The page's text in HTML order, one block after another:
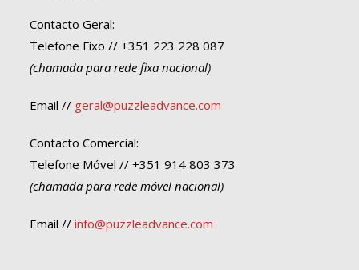
Contacto Geral:
Telefone Fixo // +351 223 228 087
(chamada para rede fixa nacional)
Email // geral@puzzleadvance.com
Contacto Comercial:
Telefone Móvel // +351 914 803 373
(chamada para rede móvel nacional)
Email //info@puzzleadvance.com